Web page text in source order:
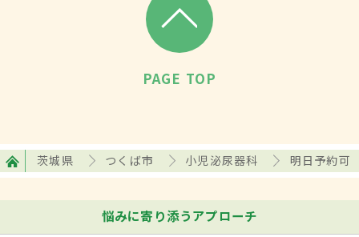
PAGE TOP
茨城県 つくば市 小児泌尿器科 明日予約可
悩みに寄り添うアプローチ